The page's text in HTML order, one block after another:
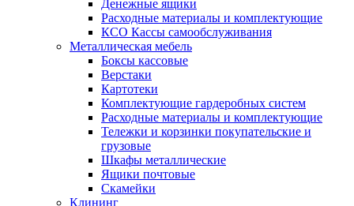
Денежные ящики
Расходные материалы и комплектующие
КСО Кассы самообслуживания
Металлическая мебель
Боксы кассовые
Верстаки
Картотеки
Комплектующие гардеробных систем
Расходные материалы и комплектующие
Тележки и корзинки покупательские и
грузовые
Шкафы металлические
Ящики почтовые
Скамейки
Клининг